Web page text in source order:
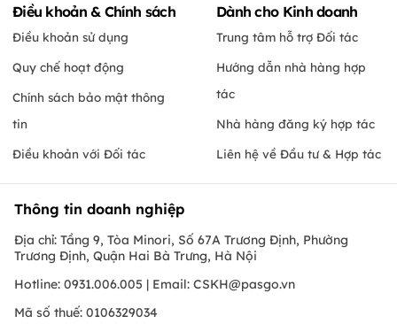
Điều khoản & Chính sách
Điều khoản sử dụng
Quy chế hoạt động
Chính sách bảo mật thông
tin
Điều khoản với Đối tác
Dành cho Kinh doanh
Trung tâm hỗ trợ Đối tác
Hướng dẫn nhà hàng hợp
tác
Nhà hàng đăng ký hợp tác
Liên hệ về Đầu tư & Hợp tác
Thông tin doanh nghiệp
Địa chỉ: Tầng 9, Tòa Minori, Số 67A Trương Định, Phường
Trương Định, Quận Hai Bà Trưng, Hà Nội
Hotline: 0931.006.005 | Email: CSKH@pasgo.vn
Mã số thuế: 0106329034